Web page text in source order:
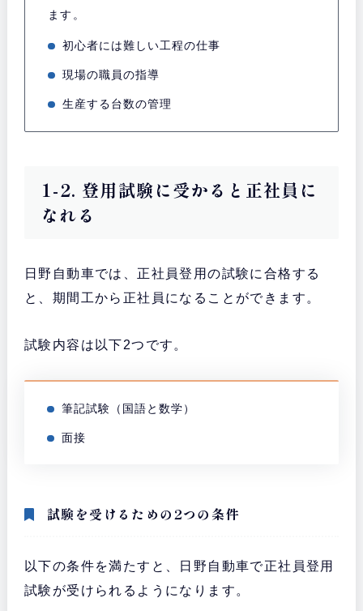
ます。
初心者には難しい工程の仕事
現場の職員の指導
生産する台数の管理
1-2. 登用試験に受かると正社員に
なれる
日野自動車では、正社員登用の試験に合格する
と、期間工から正社員になることができます。
試験内容は以下2つです。
筆記試験（国語と数学）
面接
試験を受けるための2つの条件
以下の条件を満たすと、日野自動車で正社員登用
試験が受けられるようになります。